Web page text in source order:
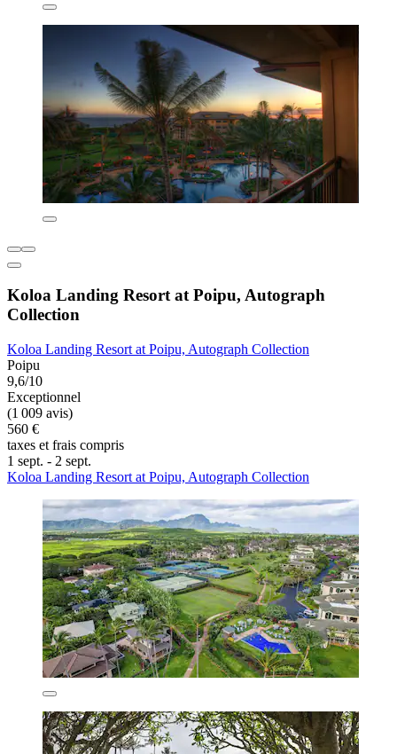
Koloa Landing Resort at Poipu, Autograph
Collection
Koloa Landing Resort at Poipu, Autograph Collection
Poipu
9,6/10
Exceptionnel
(1 009 avis)
560 €
taxes et frais compris
1 sept. - 2 sept.
Koloa Landing Resort at Poipu, Autograph Collection